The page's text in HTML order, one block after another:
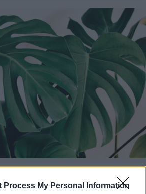
Process My Personal Information
άκρες στα φυτά – Το λάθος με το